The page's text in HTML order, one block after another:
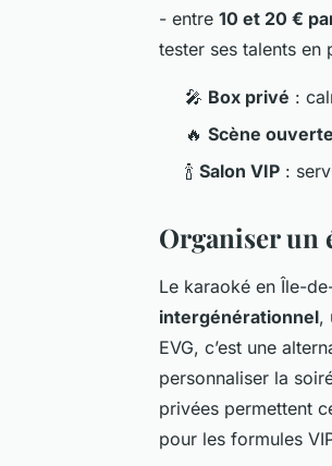
- entre 10 et 20 €
tester ses talents
🎤 Box privé :
🔥 Scène ouverte
🍾 Salon VIP :
Organiser un
Le karaoké en Île-
intergénérationnel,
EVG, c’est une
personnaliser la
privées permettent
pour les formules